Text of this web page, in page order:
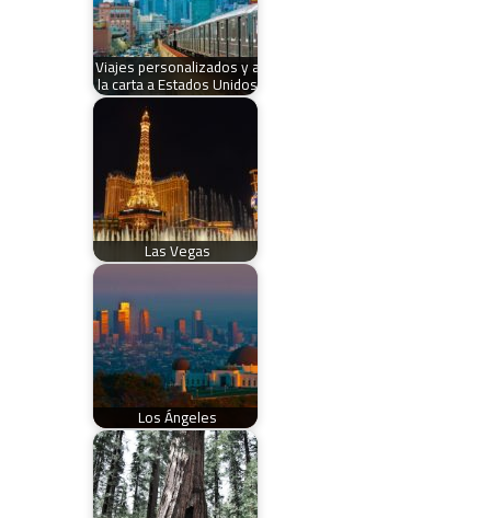
Viajes personalizados y a
la carta a Estados Unidos
Las Vegas
Los Ángeles